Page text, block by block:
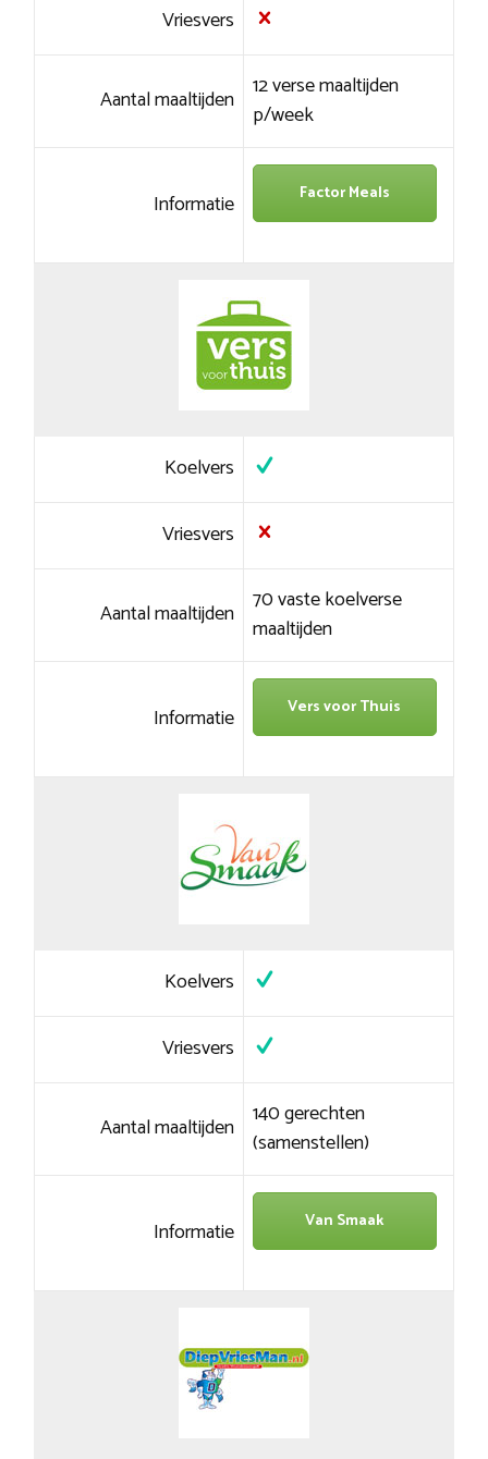
Vriesvers
Aantal maaltijden 12 verse maaltijden
p/week
Informatie Factor Meals
Koelvers
Vriesvers
Aantal maaltijden 70 vaste koelverse
maaltijden
Informatie Vers voor Thuis
Koelvers
Vriesvers
Aantal maaltijden 140 gerechten
(samenstellen)
Informatie Van Smaak